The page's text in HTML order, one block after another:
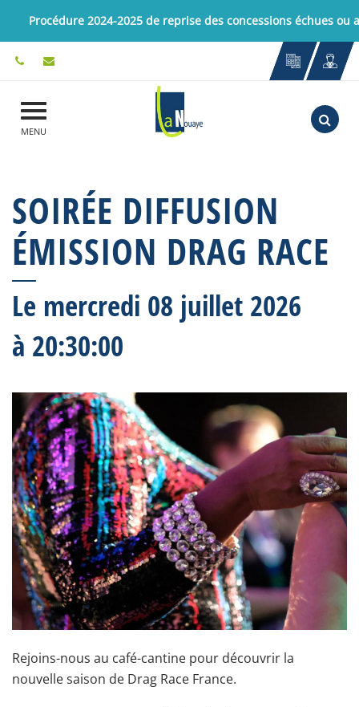
Procédure 2024-2025 de reprise des concessions échues ou
MENU Aller
SOIRÉE DIFFUSION
ÉMISSION DRAG RACE
Le mercredi 08 juillet 2026
à 20:30:00
Rejoins-nous au café-cantine pour découvrir la
nouvelle saison de Drag Race France.